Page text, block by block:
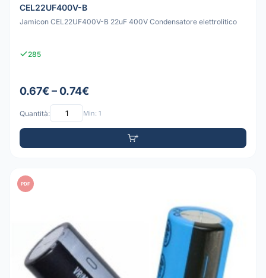
CEL22UF400V-B
Jamicon CEL22UF400V-B 22uF 400V Condensatore elettrolitico
285
0.67€ – 0.74€
Quantità: Min: 1
PDF